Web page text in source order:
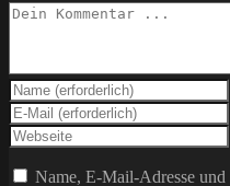
Kommentieren
Gib
deinen
Namen
oder
Benutzernamen
Gib
deine
E-
Mail-
Gib
deine
Website-
Name, E-Mail-Adresse und